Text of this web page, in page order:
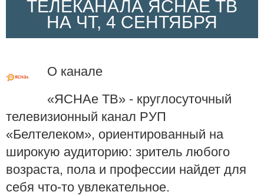
ТЕЛЕКАНАЛА ЯСНАЕ ТВ
НА ЧТ, 4 СЕНТЯБРЯ
О канале
«ЯСНАе ТВ» - круглосуточный
телевизионный канал РУП
«Белтелеком», ориентированный на
широкую аудиторию: зритель любого
возраста, пола и профессии найдет для
себя что-то увлекательное.